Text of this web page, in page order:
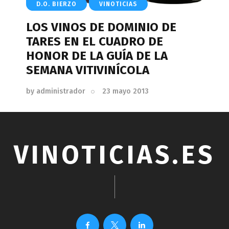
D.O. BIERZO VINOTICIAS
LOS VINOS DE DOMINIO DE
TARES EN EL CUADRO DE
HONOR DE LA GUÍA DE LA
SEMANA VITIVINÍCOLA
by administrador 23 mayo 2013
VINOTICIAS.ES